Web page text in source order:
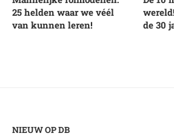
25 helden waar we véél
van kunnen leren!
de 30
NIEUW OP DB